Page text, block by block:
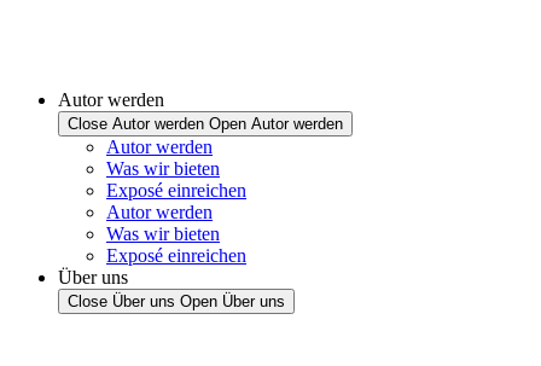
Autor werden
Close Autor werden Open Autor werden
Autor werden
Was wir bieten
Exposé einreichen
Autor werden
Was wir bieten
Exposé einreichen
Über uns
Close Über uns Open Über uns